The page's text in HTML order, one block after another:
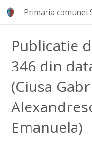
Primaria comunei
Publicatie
346 din
(Ciusa
Emanuela)